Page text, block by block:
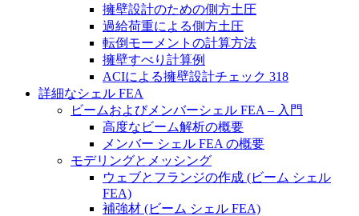
擁壁設計のための側方土圧
過給荷重による側方土圧
転倒モーメントの計算方法
擁壁すべり計算例
ACIによる擁壁設計チェック 318
詳細なシェル FEA
ビームおよびメンバーシェル FEA – 入門
高度なビーム解析の概要
メンバー シェル FEA の概要
モデリングとメッシング
ウェブとフランジの作成 (ビーム シェル
FEA)
補強材 (ビーム シェル FEA)